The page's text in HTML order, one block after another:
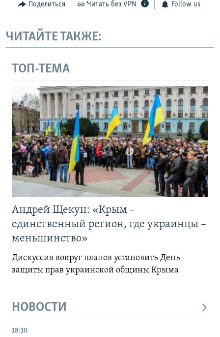
Поделиться Читать без VPN Follow us
ЧИТАЙТЕ ТАКЖЕ:
ТОП-ТЕМА
Андрей Щекун: «Крым –
единственный регион, где украинцы –
меньшинство»
Дискуссия вокруг планов установить День
защиты прав украинской общины Крыма
НОВОСТИ
18:10